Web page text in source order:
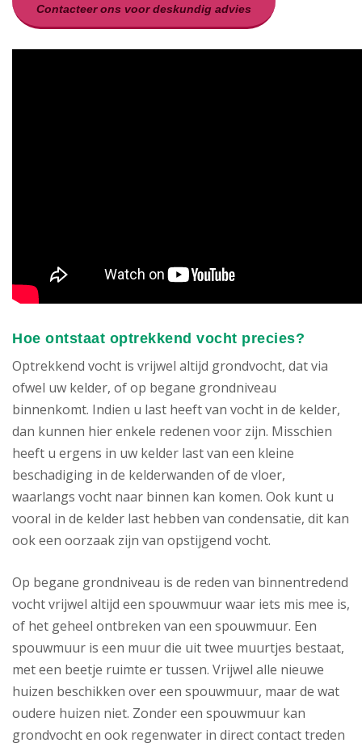
Contacteer ons voor deskundig advies
Hoe ontstaat optrekkend vocht precies?
Optrekkend vocht is vrijwel altijd grondvocht, dat via
ofwel uw kelder, of op begane grondniveau
binnenkomt. Indien u last heeft van vocht in de kelder,
dan kunnen hier enkele redenen voor zijn. Misschien
heeft u ergens in uw kelder last van een kleine
beschadiging in de kelderwanden of de vloer,
waarlangs vocht naar binnen kan komen. Ook kunt u
vooral in de kelder last hebben van condensatie, dit kan
ook een oorzaak zijn van opstijgend vocht.
Op begane grondniveau is de reden van binnentredend
vocht vrijwel altijd een spouwmuur waar iets mis mee is,
of het geheel ontbreken van een spouwmuur. Een
spouwmuur is een muur die uit twee muurtjes bestaat,
met een beetje ruimte er tussen. Vrijwel alle nieuwe
huizen beschikken over een spouwmuur, maar de wat
oudere huizen niet. Zonder een spouwmuur kan
grondvocht en ook regenwater in direct contact treden